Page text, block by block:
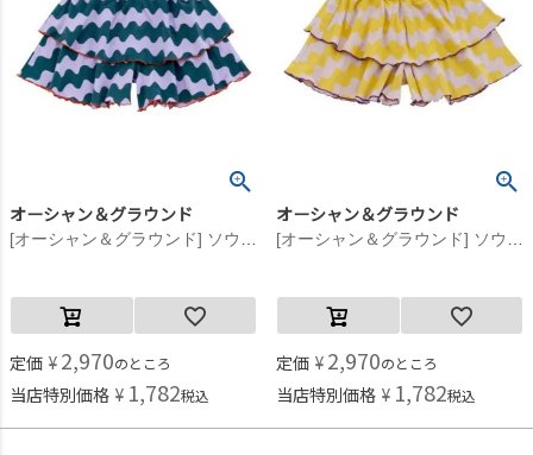
オーシャン＆グラウンド
定価 ¥ 2,970のところ
当店特別価格 ¥ 1,782税込
オーシャン＆グラウンド
定価 ¥ 2,970のところ
当店特別価格 ¥ 1,782税込